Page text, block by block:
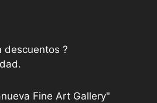
descuentos ?
Fine Art Gallery"